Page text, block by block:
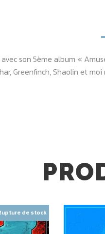
son 5ème album «
Greenfinch, Shaolin et
de stock